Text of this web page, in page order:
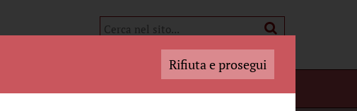
Rifiuta e prosegui